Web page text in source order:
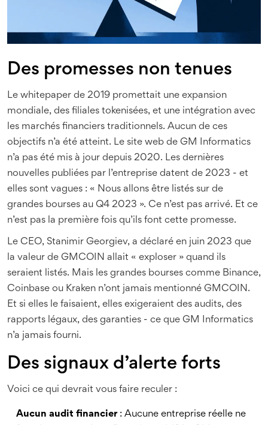
Des promesses non tenues
Le whitepaper de 2019 promettait une expansion
mondiale, des filiales tokenisées, et une intégration avec
les marchés financiers traditionnels. Aucun de ces
objectifs n’a été atteint. Le site web de GM Informatics
n’a pas été mis à jour depuis 2020. Les dernières
nouvelles publiées par l’entreprise datent de 2023 - et
elles sont vagues : « Nous allons être listés sur de
grandes bourses au Q4 2023 ». Ce n’est pas arrivé. Et ce
n’est pas la première fois qu’ils font cette promesse.
Le CEO, Stanimir Georgiev, a déclaré en juin 2023 que
la valeur de GMCOIN allait « exploser » quand ils
seraient listés. Mais les grandes bourses comme Binance,
Coinbase ou Kraken n’ont jamais mentionné GMCOIN.
Et si elles le faisaient, elles exigeraient des audits, des
rapports légaux, des garanties - ce que GM Informatics
n’a jamais fourni.
Des signaux d’alerte forts
Voici ce qui devrait vous faire reculer :
Aucun audit financier: Aucune entreprise réelle ne